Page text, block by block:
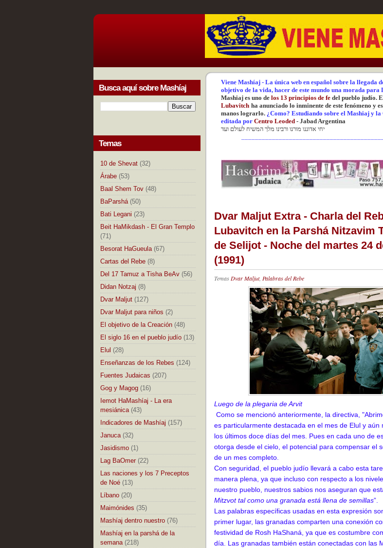
Busca aquí sobre Mashíaj
Temas
10 de Shevat (32)
Árabe (53)
Baal Shem Tov (48)
BaParshá (50)
Bati Legani (23)
Beit HaMikdash - El Gran Templo
(71)
Besorat HaGueula (67)
Cartas del Rebe (8)
Del 17 Tamuz a Tisha BeAv (56)
Didan Notzaj (8)
Dvar Maljut (127)
Dvar Maljut para niños (2)
El objetivo de la Creación (48)
El siglo 16 en el pueblo judío (13)
Elul (28)
Enseñanzas de los Rebes (124)
Fuentes Judaicas (207)
Gog y Magog (16)
Iemot HaMashíaj - La era
mesiánica (43)
Indicadores de Mashíaj (157)
Januca (32)
Jasidismo (1)
Lag BaOmer (22)
Las naciones y los 7 Preceptos
de Noé (13)
Líbano (20)
Maimónides (35)
Mashíaj dentro nuestro (76)
Mashíaj en la parshá de la
semana (218)
Viene Mashíaj - La única web en español sobre la llegada
objetivo de la vida, hacer de este mundo una morada para
Mashiaj es uno de los 13 principios de fe del pueblo judío.
Lubavitch ha anunciado lo inminente de este fenómeno y
manos lograrlo. ¿Como? Estudiando sobre el Mashiaj y la
editada por Centro Leoded - Jabad Argentina
יחי אדוננו מורנו ורבינו מלך המשיח לעולם ועד
Dvar Maljut Extra - Charla del
Lubavitch en la Parshá Nitzavim
de Selijot - Noche del martes 24
(1991)
Temas Dvar Maljut, Palabras del Rebe
Luego de la plegaria de Arvit
Como se mencionó anteriormente, la directiva,
es particularmente destacada en el mes de Elul y aún
los últimos doce días del mes. Pues en cada uno de
otorga desde el cielo, el potencial para compensar el
de un mes completo.
Con seguridad, el pueblo judío llevará a cabo esta
manera plena, ya que incluso con respecto a los
nuestro pueblo, nuestros sabios nos aseguran que
Mitzvot tal como una granada está llena de semillas”.
Las palabras específicas usadas ​​en esta expresión
primer lugar, las granadas comparten una conexión
festividad de Rosh HaShaná, ya que es costumbre
día. Las granadas también están conectadas con las